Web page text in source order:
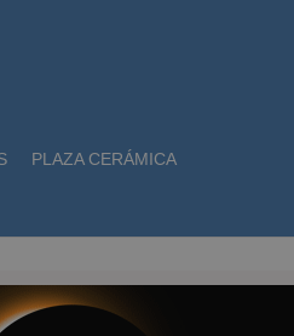
PLAZA CERÁMICA